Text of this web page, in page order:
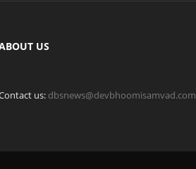
US
us: dbsnews@devbhoomisamvad.com